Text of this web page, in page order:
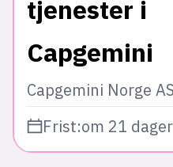
tjenester i
Capgemini
Capgemini Norge AS
Frist:om 21 dager